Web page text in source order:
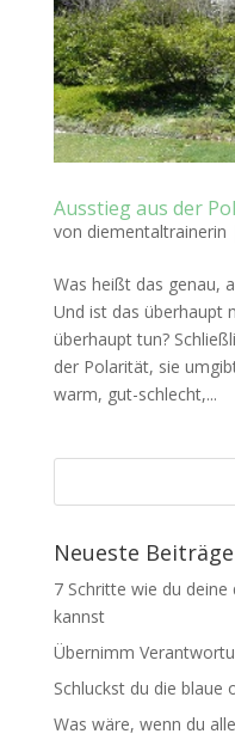
Ausstieg aus der
von diementaltrainerin
Was heißt das genau,
Und ist das überhaupt
überhaupt tun?
der Polarität, sie
warm, gut-schlecht,...
Neueste Beiträge
7 Schritte wie du deine
kannst
Übernimm
Schluckst du die blaue
Was wäre, wenn du